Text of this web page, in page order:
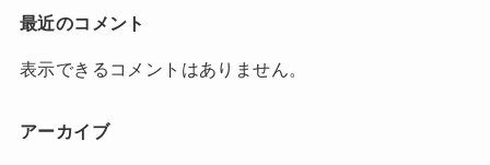
最近のコメント
表示できるコメントはありません。
アーカイブ